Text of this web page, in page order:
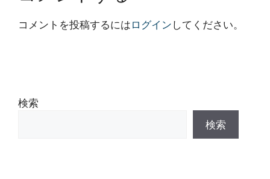
コメントを投稿するにはログインしてください。
検索
検索